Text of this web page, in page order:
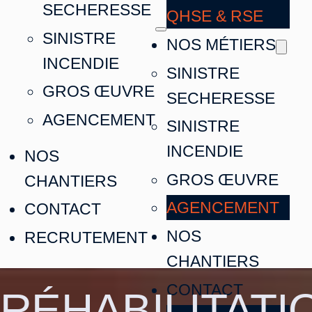
SECHERESSE
SINISTRE
INCENDIE
GROS ŒUVRE
AGENCEMENT
NOS
CHANTIERS
CONTACT
RECRUTEMENT
QHSE & RSE
NOS MÉTIERS
SINISTRE
SECHERESSE
SINISTRE
INCENDIE
GROS ŒUVRE
AGENCEMENT
NOS
CHANTIERS
CONTACT